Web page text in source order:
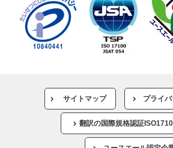
サイトマップ プライ
翻訳の国際規格認証